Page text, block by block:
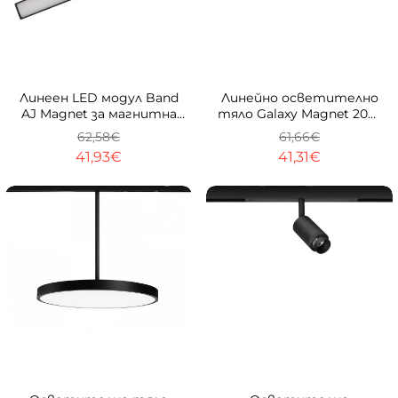
Линеен LED модул Band
AJ Magnet за магнитна
система 23mm
41,93€
62,58€
Линейно осветително
тяло Galaxy Magnet 20W
за магнитна система
23mm trimless
41,31€
61,66€